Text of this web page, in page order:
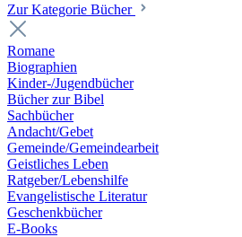
Zur Kategorie Bücher
Romane
Biographien
Kinder-/Jugendbücher
Bücher zur Bibel
Sachbücher
Andacht/Gebet
Gemeinde/Gemeindearbeit
Geistliches Leben
Ratgeber/Lebenshilfe
Evangelistische Literatur
Geschenkbücher
E-Books